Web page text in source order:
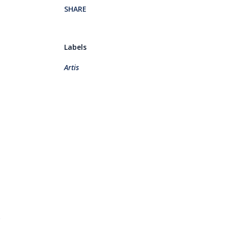
SHARE
Labels
Artis